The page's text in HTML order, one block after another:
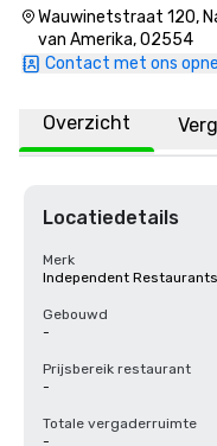
Wauwinetstraat 120,
van Amerika, 02554
Contact met ons
Overzicht
Locatiedetails
Merk
Independent Restaurants
Gebouwd
-
Prijsbereik restaurant
-
Totale vergaderruimte
-